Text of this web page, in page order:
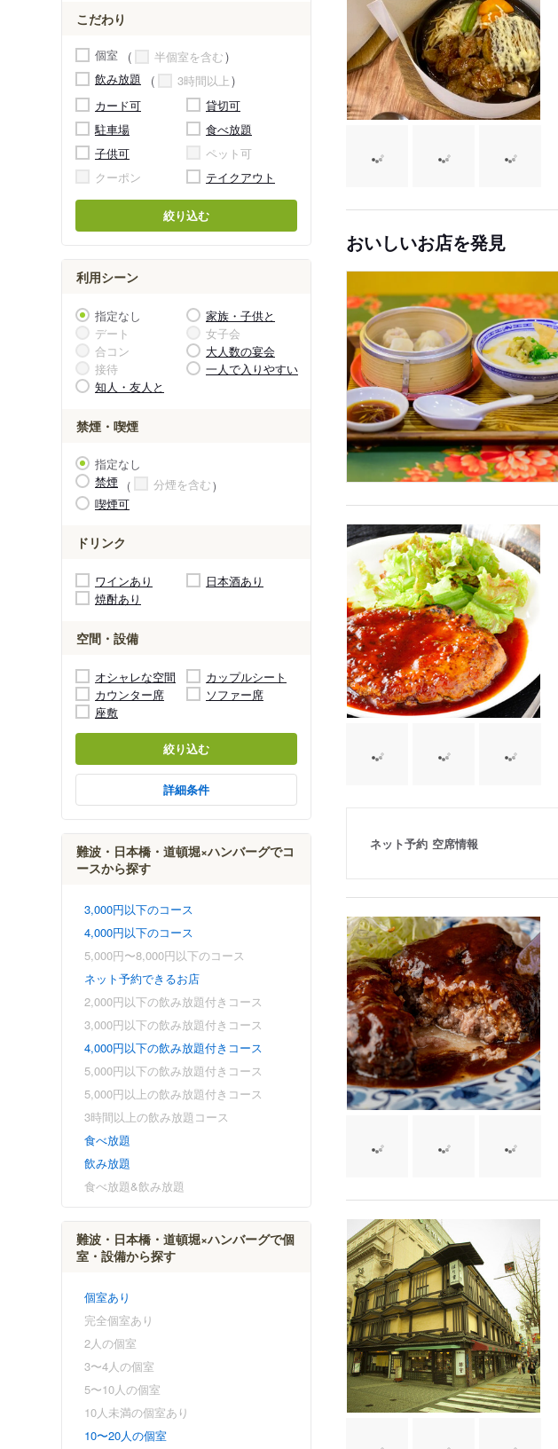
こだわり
個室
半個室を含む
飲み放題
3時間以上
カード可
貸切可
駐車場
食べ放題
子供可
ペット可
クーポン
テイクアウト
絞り込む
利用シーン
指定なし
家族・子供と
デート
女子会
合コン
大人数の宴会
接待
一人で入りやすい
知人・友人と
禁煙・喫煙
指定なし
禁煙
分煙を含む
喫煙可
ドリンク
ワインあり
日本酒あり
焼酎あり
空間・設備
オシャレな空間
カップルシート
カウンター席
ソファー席
座敷
絞り込む
詳細条件
難波・日本橋・道頓堀×ハンバーグでコ
ースから探す
3,000円以下のコース
4,000円以下のコース
5,000円〜8,000円以下のコース
ネット予約できるお店
2,000円以下の飲み放題付きコース
3,000円以下の飲み放題付きコース
4,000円以下の飲み放題付きコース
5,000円以下の飲み放題付きコース
5,000円以上の飲み放題付きコース
3時間以上の飲み放題コース
食べ放題
飲み放題
食べ放題&飲み放題
難波・日本橋・道頓堀×ハンバーグで個
室・設備から探す
個室あり
完全個室あり
2人の個室
3〜4人の個室
5〜10人の個室
10人未満の個室あり
10〜20人の個室
おいしいお店を発見
ネット予約 空席情報